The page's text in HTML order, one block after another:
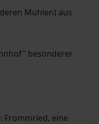
Mühlen) aus
besonderer
Frommried, eine